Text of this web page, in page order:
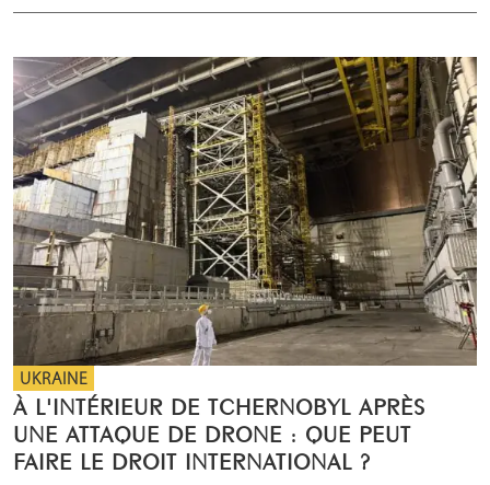
UKRAINE
À L'INTÉRIEUR DE TCHERNOBYL APRÈS
UNE ATTAQUE DE DRONE : QUE PEUT
FAIRE LE DROIT INTERNATIONAL ?